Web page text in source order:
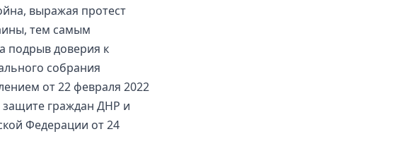
выражая протест
тем самым
подрыв доверия к
собрания
от 22 февраля 2022
граждан ДНР и
Федерации от 24